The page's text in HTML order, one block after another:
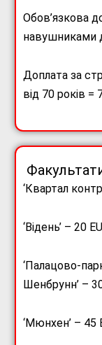
Обов’язкова
навушниками
Доплата за
від 70 років =
‘Квартал
‘Відень’ – 20
‘Палацово-
Шенбрунн’ –
‘Мюнхен’ – 45